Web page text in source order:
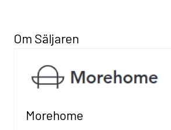
Om Säljaren
Morehome